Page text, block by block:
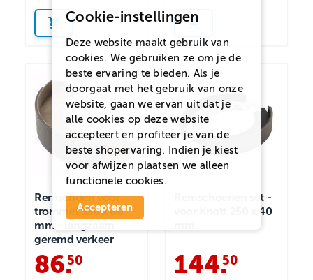
Remschoen voor
trommel 350 x 60
mm - langzaam
geremd verkeer
86.
50
Remschoenen set -
voor Knott 250 x 40
144.
50
Cookie-instellingen
Deze website maakt gebruik van
cookies. We gebruiken ze om je de
beste ervaring te bieden. Als je
doorgaat met het gebruik van onze
website, gaan we ervan uit dat je
alle cookies op deze website
accepteert en profiteer je van de
beste shopervaring. Indien je kiest
voor afwijzen plaatsen we alleen
functionele cookies.
Accepteren